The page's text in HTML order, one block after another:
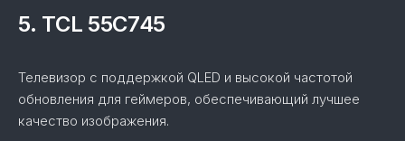
5. TCL 55C745
Телевизор с поддержкой QLED и высокой частотой
обновления для геймеров, обеспечивающий лучшее
качество изображения.